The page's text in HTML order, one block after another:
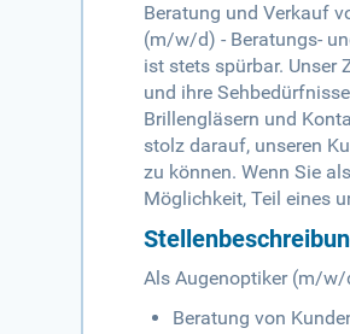
Beratung und Verkauf
(m/w/d) - Beratungs-
ist stets spürbar. Unser
und ihre
Brillengläsern und
stolz darauf, unseren
zu können. Wenn Sie
Möglichkeit, Teil eines
Als Augenoptiker (m/w/
Beratung von